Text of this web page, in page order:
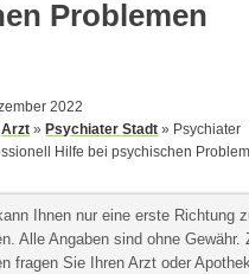
Problemen
2022
Arzt »Psychiater Stadt » Psychiater
Hilfe bei psychischen
Ihnen nur eine erste Richtung
Alle Angaben sind ohne Gewähr.
fragen Sie Ihren Arzt oder